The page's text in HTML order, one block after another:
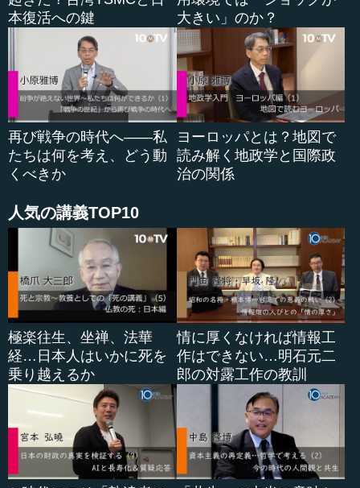
本復活への鍵
大きい」のか？
再び戦争の時代へ――私
たちは何を考え、どう動
くべきか
ヨーロッパとは？地図で
読み解く地政学と国際政
治の関係
人気の講義TOP10
極楽往生、坐禅、法華
経…日本人はいかに死を
乗り越えるか
情に厚くなければ情報工
作はできない…明石元二
郎の対露工作の教訓